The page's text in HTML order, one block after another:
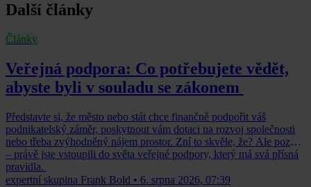
Další články
Články
Veřejná podpora: Co potřebujete vědět,
abyste byli v souladu se zákonem
Představte si, že město nebo stát chce finančně podpořit váš
podnikatelský záměr, poskytnout vám dotaci na rozvoj společnosti
nebo třeba zvýhodněný nájem prostor. Zní to skvěle, že? Ale pozor
– právě jste vstoupili do světa veřejné podpory, který má svá přísná
pravidla.
expertní skupina Frank Bold • 6. srpna 2026, 07:39